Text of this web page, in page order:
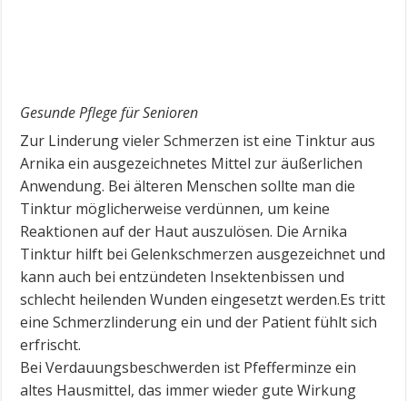
Gesunde Pflege für Senioren
Zur Linderung vieler Schmerzen ist eine Tinktur aus
Arnika ein ausgezeichnetes Mittel zur äußerlichen
Anwendung. Bei älteren Menschen sollte man die
Tinktur möglicherweise verdünnen, um keine
Reaktionen auf der Haut auszulösen. Die Arnika
Tinktur hilft bei Gelenkschmerzen ausgezeichnet und
kann auch bei entzündeten Insektenbissen und
schlecht heilenden Wunden eingesetzt werden.Es tritt
eine Schmerzlinderung ein und der Patient fühlt sich
erfrischt.
Bei Verdauungsbeschwerden ist Pfefferminze ein
altes Hausmittel, das immer wieder gute Wirkung